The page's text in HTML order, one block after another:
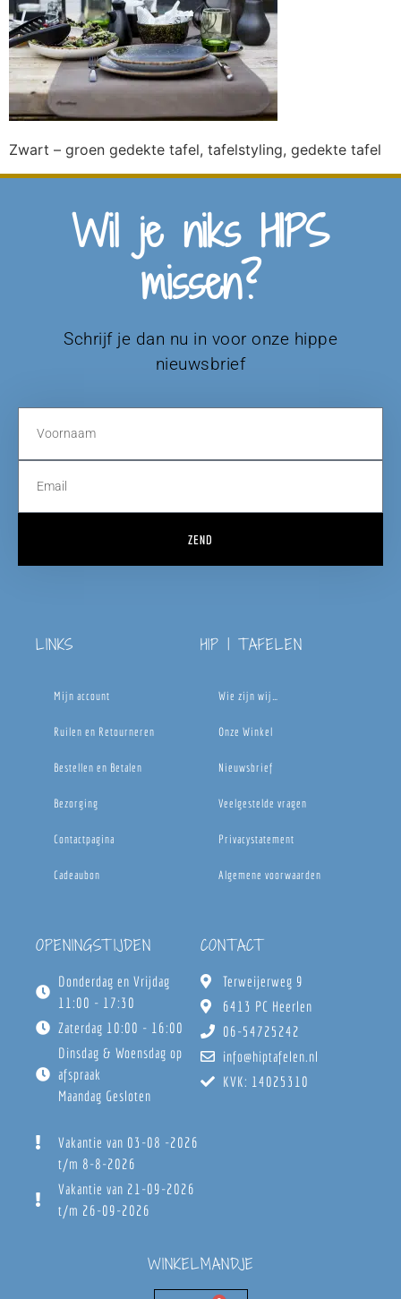
Zwart – groen gedekte tafel, tafelstyling, gedekte tafel
Wil je niks HIPS
missen?
Schrijf je dan nu in voor onze hippe
nieuwsbrief
ZEND
LINKS
Mijn account
Ruilen en Retourneren
Bestellen en Betalen
Bezorging
Contactpagina
Cadeaubon
HIP | TAFELEN
Wie zijn wij…
Onze Winkel
Nieuwsbrief
Veelgestelde vragen
Privacystatement
Algemene voorwaarden
OPENINGSTIJDEN
Donderdag en Vrijdag
11:00 - 17:30
Zaterdag 10:00 - 16:00
Dinsdag & Woensdag op
afspraak
Maandag Gesloten
Vakantie van 03-08 -2026
t/m 8-8-2026
Vakantie van 21-09-2026
t/m 26-09-2026
CONTACT
Terweijerweg 9
6413 PC Heerlen
06-54725242
info@hiptafelen.nl
KVK: 14025310
WINKELMANDJE